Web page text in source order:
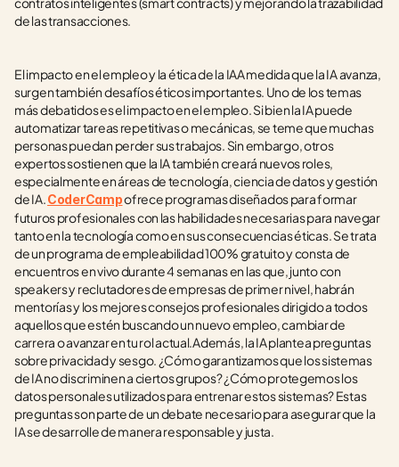
de las transacciones.
El impacto en el empleo y la ética de la IAA medida que la IA avanza,
surgen también desafíos éticos importantes. Uno de los temas
más debatidos es el impacto en el empleo. Si bien la IA puede
automatizar tareas repetitivas o mecánicas, se teme que muchas
personas puedan perder sus trabajos. Sin embargo, otros
expertos sostienen que la IA también creará nuevos roles,
especialmente en áreas de tecnología, ciencia de datos y gestión
de IA. CoderCamp ofrece programas diseñados para formar
futuros profesionales con las habilidades necesarias para navegar
tanto en la tecnología como en sus consecuencias éticas. Se trata
de un programa de empleabilidad 100% gratuito y consta de
encuentros en vivo durante 4 semanas en las que, junto con
speakers y reclutadores de empresas de primer nivel, habrán
mentorías y los mejores consejos profesionales dirigido a todos
aquellos que estén buscando un nuevo empleo, cambiar de
carrera o avanzar en tu rol actual.Además, la IA plantea preguntas
sobre privacidad y sesgo. ¿Cómo garantizamos que los sistemas
de IA no discriminen a ciertos grupos? ¿Cómo protegemos los
datos personales utilizados para entrenar estos sistemas? Estas
preguntas son parte de un debate necesario para asegurar que la
IA se desarrolle de manera responsable y justa.